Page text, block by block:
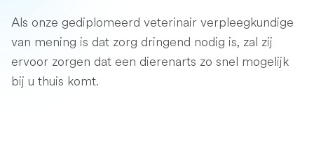
Als onze gediplomeerd veterinair verpleegkundige
van mening is dat zorg dringend nodig is, zal zij
ervoor zorgen dat een dierenarts zo snel mogelijk
bij u thuis komt.